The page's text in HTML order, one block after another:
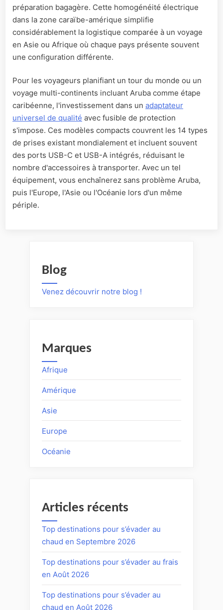
préparation bagagère. Cette homogénéité électrique
dans la zone caraïbe-amérique simplifie
considérablement la logistique comparée à un voyage
en Asie ou Afrique où chaque pays présente souvent
une configuration différente.
Pour les voyageurs planifiant un tour du monde ou un
voyage multi-continents incluant Aruba comme étape
caribéenne, l'investissement dans un adaptateur
universel de qualité avec fusible de protection
s'impose. Ces modèles compacts couvrent les 14 types
de prises existant mondialement et incluent souvent
des ports USB-C et USB-A intégrés, réduisant le
nombre d'accessoires à transporter. Avec un tel
équipement, vous enchaînerez sans problème Aruba,
puis l'Europe, l'Asie ou l'Océanie lors d'un même
périple.
Blog
Venez découvrir notre blog !
Marques
Afrique
Amérique
Asie
Europe
Océanie
Articles récents
Top destinations pour s’évader au
chaud en Septembre 2026
Top destinations pour s’évader au frais
en Août 2026
Top destinations pour s’évader au
chaud en Août 2026